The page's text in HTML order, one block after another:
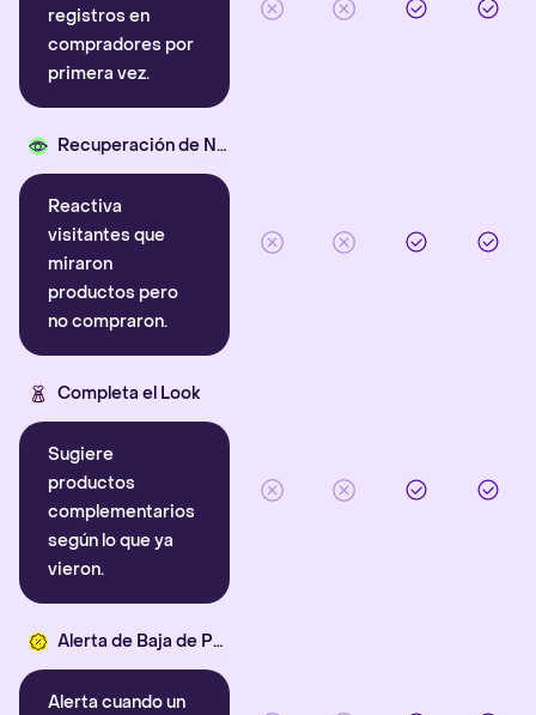
registros en
compradores por
primera vez.
Recuperación de Navegación
Reactiva
visitantes que
miraron
productos pero
no compraron.
Completa el Look
Sugiere
productos
complementarios
según lo que ya
vieron.
Alerta de Baja de Precio
Alerta cuando un